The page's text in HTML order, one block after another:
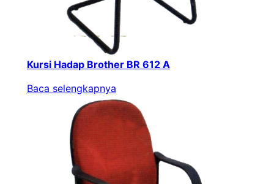
Kursi Hadap Brother BR 612 A
Baca selengkapnya